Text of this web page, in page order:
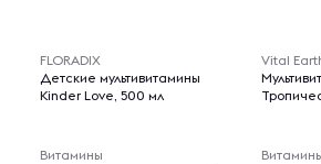
FLORADIX
Детские мультивитамины
Kinder Love, 500 мл
Витамины
Vital